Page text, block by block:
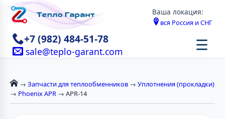
Ваша локация:
вся Россия и СНГ
+7 (982) 484-51-78
sale@teplo-garant.com ☰
→ Запчасти для теплообменников → Уплотнения (прокладки)
→ Phoenix APR → APR-14